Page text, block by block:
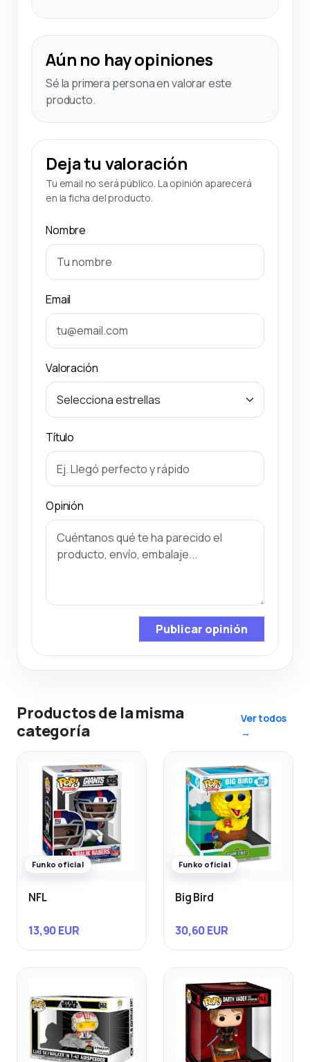
Aún no hay opiniones
Sé la primera persona en valorar este
producto.
Deja tu valoración
Tu email no será público. La opinión aparecerá
en la ficha del producto.
Nombre
Email
Valoración
Título
Opinión
Publicar opinión
Productos de la misma
categoría
Ver todos
→
Funko oficial
NFL
13,90 EUR
Funko oficial
Big Bird
30,60 EUR